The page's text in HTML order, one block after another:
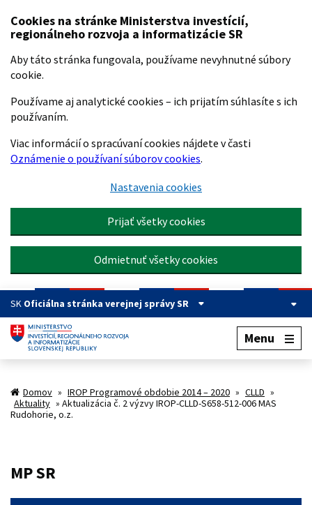
Preskočiť na hlavný obsah
Cookies na stránke Ministerstva investícií,
regionálneho rozvoja a informatizácie SR
Aby táto stránka fungovala, používame nevyhnutné súbory
cookie.
Používame aj analytické cookies – ich prijatím súhlasíte s ich
používaním.
Viac informácií o spracúvaní cookies nájdete v časti
Oznámenie o používaní súborov cookies.
Nastavenia cookies
Prijať všetky cookies
Odmietnuť všetky cookies
SK Oficiálna stránka verejnej správy SR
Menu
Domov » IROP Programové obdobie 2014 – 2020 » CLLD »
Aktuality » Aktualizácia č. 2 výzvy IROP-CLLD-S658-512-006 MAS
Rudohorie, o.z.
MP SR